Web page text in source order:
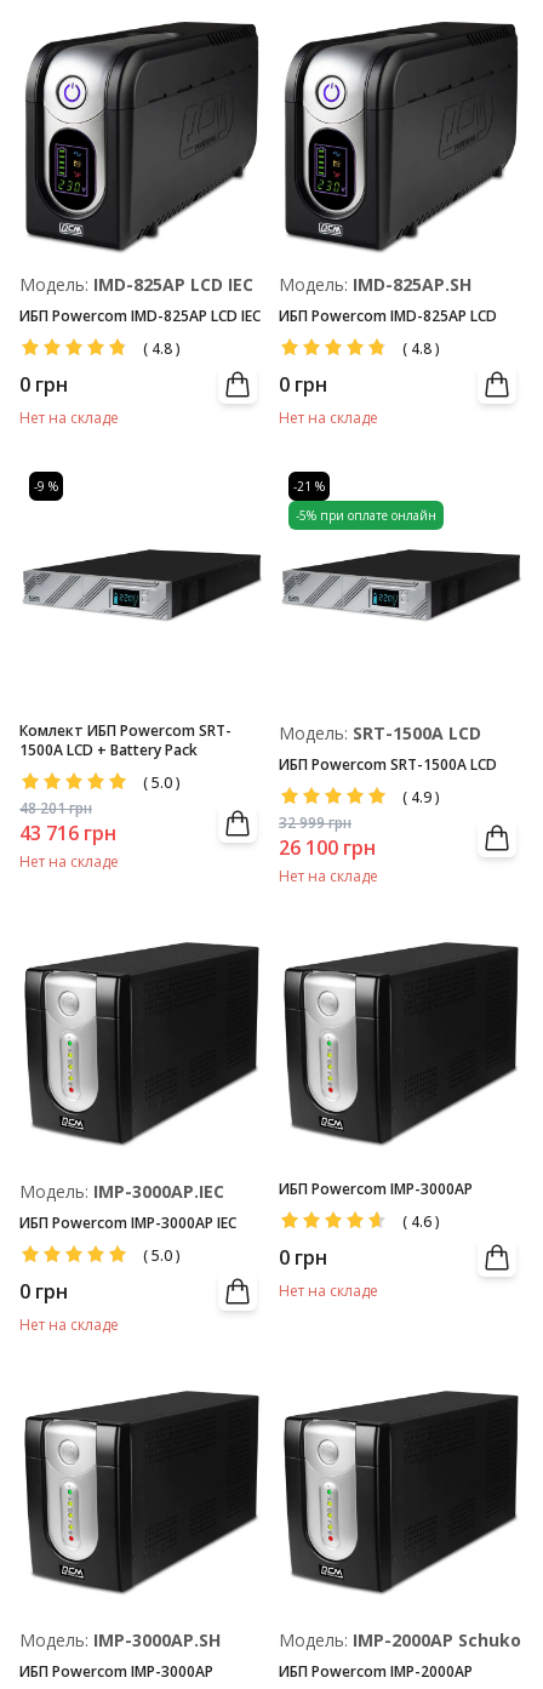
Модель: IMD-825AP LCD IEC
ИБП Powercom IMD-825AP LCD IEC
( 4.8)
0 грн
Нет на складе
Модель: IMD-825AP.SH
ИБП Powercom IMD-825AP LCD
( 4.8)
0 грн
Нет на складе
-9 %
Комлект ИБП Powercom SRT-
1500A LCD + Battery Pack
(5.0)
48 201грн
43 716 грн
Нет на складе
-21 %
-5% при оплате онлайн
Модель: SRТ-1500A LCD
ИБП Powercom SRT-1500A LCD
( 4.9)
32 999грн
26 100 грн
Нет на складе
Модель: IMP-3000AP.IEC
ИБП Powercom IMP-3000AP IEC
(5.0)
0 грн
Нет на складе
ИБП Powercom IMP-3000AP
( 4.6)
0 грн
Нет на складе
Модель: IMP-3000AP.SH
ИБП Powercom IMP-3000AP
Модель: IMP-2000AP Schuko
ИБП Powercom IMP-2000AP